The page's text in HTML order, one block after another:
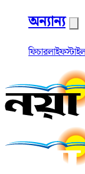
অন্যান্য
ফিচার